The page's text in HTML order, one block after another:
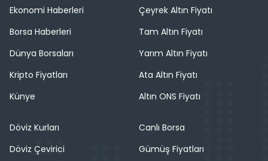
Ekonomi Haberleri
Borsa Haberleri
Dünya Borsaları
Kripto Fiyatları
Künye
Çeyrek Altın Fiyatı
Tam Altın Fiyatı
Yarım Altın Fiyatı
Ata Altın Fiyatı
Altın ONS Fiyatı
Döviz Kurları
Döviz Çevirici
Canlı Borsa
Gümüş Fiyatları